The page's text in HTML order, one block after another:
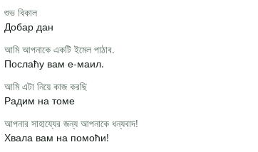
শুভ বিকাল
Добар дан
আমি আপনাকে একটি ইমেল পাঠাব.
Послаћу вам е-маил.
আমি এটা নিয়ে কাজ করছি
Радим на томе
আপনার সাহায্যের জন্য আপনাকে ধন্যবাদ!
Хвала вам на помоћи!